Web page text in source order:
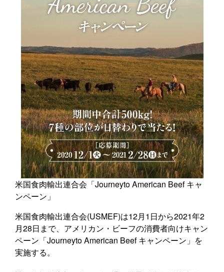
米国食肉輸出連合会「Journeyto American Beef キャ
ンペーン」
米国食肉輸出連合会(USMEF)は12月1日から2021年2
月28日まで、アメリカン・ビーフの消費者向けキャン
ペーン「Journeyto American Beef キャンペーン」を
実施する。